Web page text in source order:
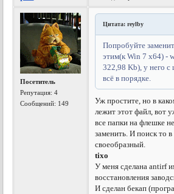
Посетитель
Репутация:4
Сообщений: 149
Цитата: reylby
Попробуйте
этим(к Win 7 x64) -
322,98 Kb), у него
всё в порядке.
Уж простите, но в
лежит этот файл, вот
все папки на флешке
заменить. И поиск то
своеобразный.
tixo
У меня сделана antirf
восстановления
И сделан бекап